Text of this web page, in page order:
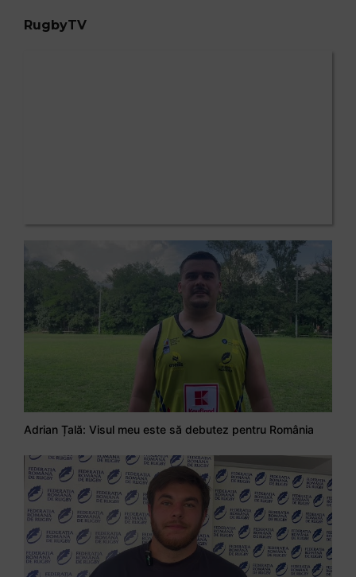
RugbyTV
Adrian Țală: Visul meu este să debutez pentru România